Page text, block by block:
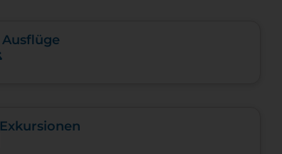
Ausflüge
Exkursionen